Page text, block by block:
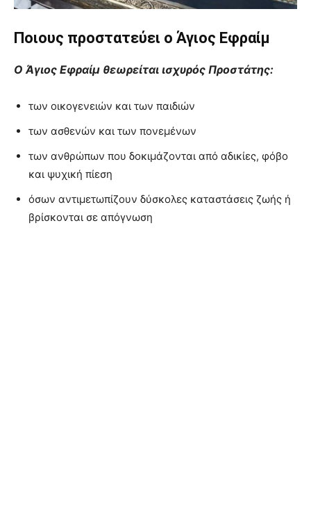
Ποιους προστατεύει ο Άγιος Εφραίμ
Ο Άγιος Εφραίμ θεωρείται ισχυρός Προστάτης:
των οικογενειών και των παιδιών
των ασθενών και των πονεμένων
των ανθρώπων που δοκιμάζονται από αδικίες, φόβο
και ψυχική πίεση
όσων αντιμετωπίζουν δύσκολες καταστάσεις ζωής ή
βρίσκονται σε απόγνωση